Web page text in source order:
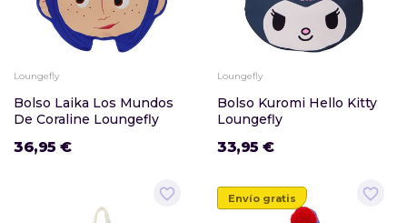
Loungefly
Bolso Laika Los Mundos
De Coraline Loungefly
36,95 €
Loungefly
Bolso Kuromi Hello Kitty
Loungefly
33,95 €
favorite_border favorite_border
Envío gratis